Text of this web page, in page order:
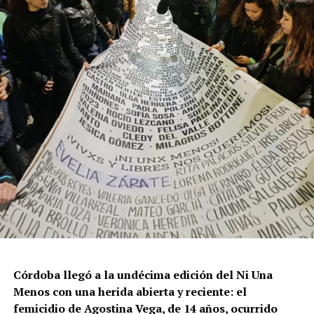
Por Francisco Pandolfi
Córdoba llegó a la undécima edición del Ni Una
Menos con una herida abierta y reciente: el
femicidio de Agostina Vega, de 14 años, ocurrido